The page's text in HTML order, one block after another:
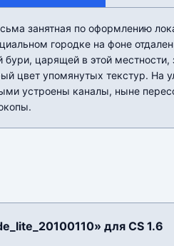
занятная по оформлению
городке на фоне
бури, царящей в этой
цвет упомянутых текстур. На
устроены каналы, ныне
для CS 1.6